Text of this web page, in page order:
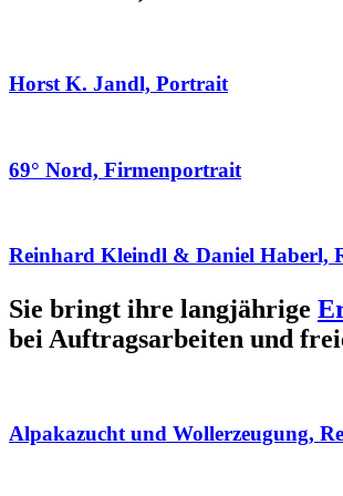
Horst K. Jandl, Portrait
69° Nord, Firmenportrait
Reinhard Kleindl & Daniel Haberl,
Sie bringt ihre langjährige
bei Auftragsarbeiten und
Alpakazucht und Wollerzeugung,